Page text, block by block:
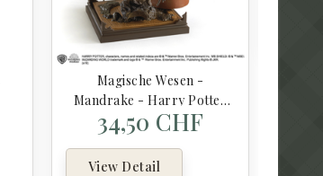
Magische Wesen -
Mandrake - Harry Potter
Figurinen
34,50 CHF
View Detail